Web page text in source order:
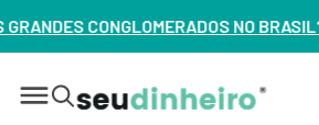
BRASIL? VEJA ERROS DE 3 DELES –